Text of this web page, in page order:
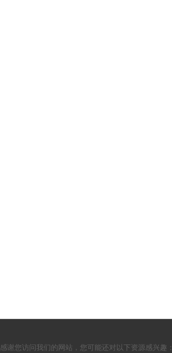
感谢您访问我们的网站，您可能还对以下资源感兴趣：